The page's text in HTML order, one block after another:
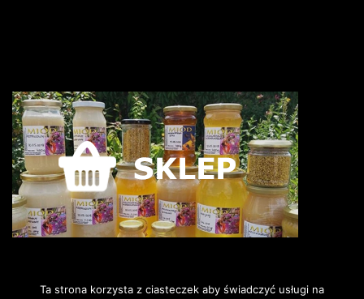
Ta strona korzysta z ciasteczek aby świadczyć usługi na